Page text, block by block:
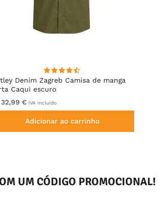
Denim Zagreb Camisa de manga
Caqui escuro
32,99 € IVA incluído
Adicionar ao carrinho
UM CÓDIGO PROMOCIONAL!